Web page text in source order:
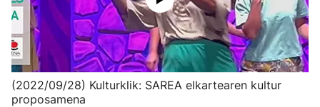
(2022/09/28) Kulturklik: SAREA elkartearen kultur
proposamena